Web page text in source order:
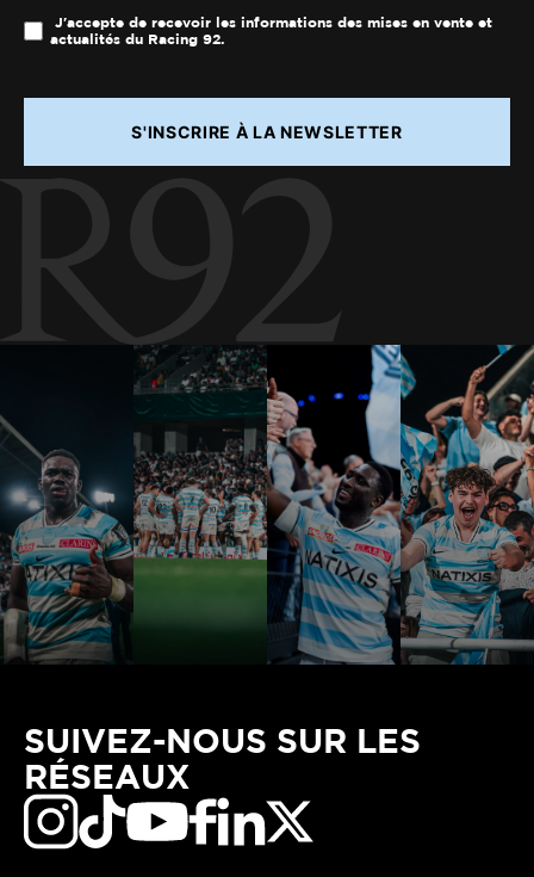
J'accepte de recevoir les informations des mises en vente et
actualités du Racing 92.
S'INSCRIRE À LA NEWSLETTER
SUIVEZ-NOUS SUR LES
RÉSEAUX